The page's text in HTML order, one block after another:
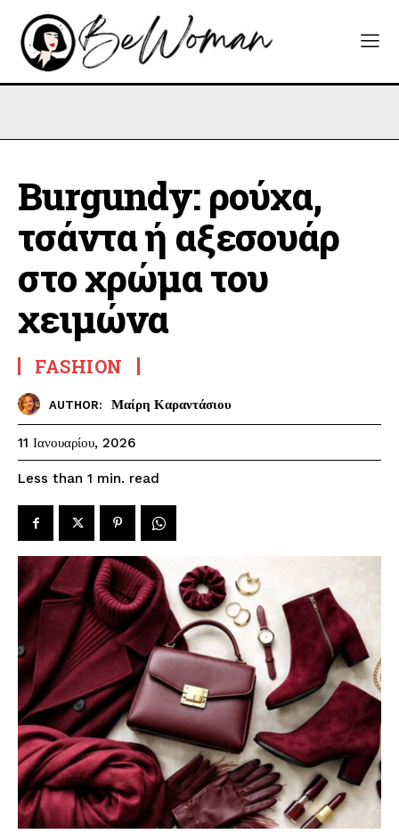
Burgundy: ρούχα,
τσάντα ή αξεσουάρ
στο χρώμα του
χειμώνα
FASHION
AUTHOR: Μαίρη Καραντάσιου
11 Ιανουαρίου, 2026
Less than 1 min. read